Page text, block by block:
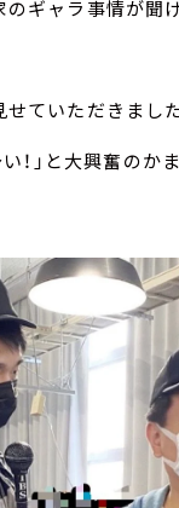
ギャラ事情が聞け
ていただきました
い！」と大興奮のか